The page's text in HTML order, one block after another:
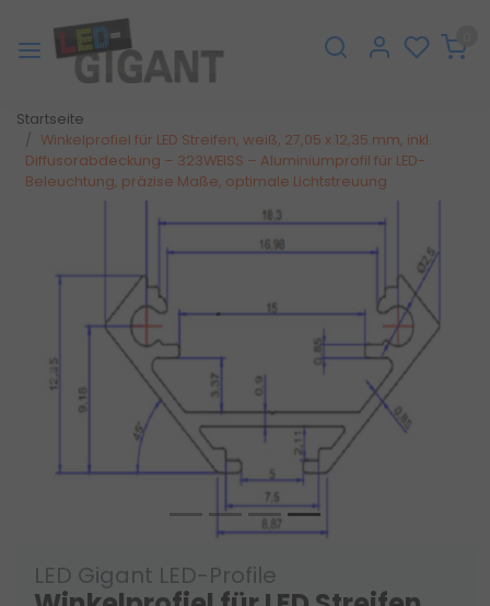
Startseite
Winkelprofiel für LED Streifen, weiß, 27,05 x 12,35 mm, inkl.
Diffusorabdeckung – 323WEISS – Aluminiumprofil für LED-
Beleuchtung, präzise Maße, optimale Lichtstreuung
Zurück
LED Gigant LED-Profile